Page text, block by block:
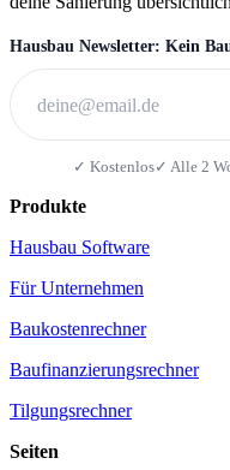
Hausbau Newsletter: Kein
✓ Kostenlos✓ Alle 2
Produkte
Hausbau Software
Für Unternehmen
Baukostenrechner
Baufinanzierungsrechner
Tilgungsrechner
Seiten